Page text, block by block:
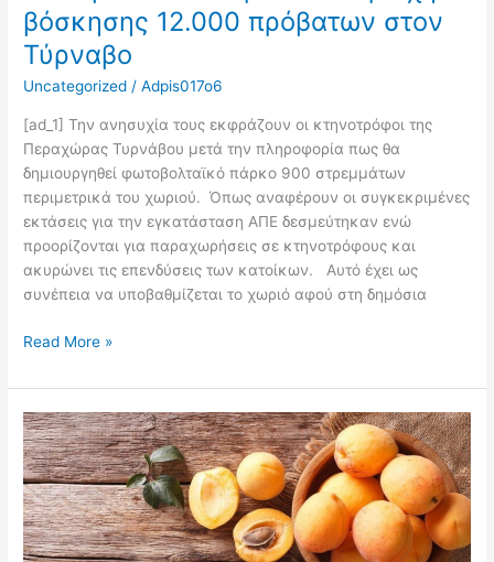
βόσκησης 12.000 πρόβατων στον
Τύρναβο
Uncategorized /Adpis017o6
[ad_1] Την ανησυχία τους εκφράζουν οι κτηνοτρόφοι της
Περαχώρας Τυρνάβου μετά την πληροφορία πως θα
δημιουργηθεί φωτοβολταϊκό πάρκο 900 στρεμμάτων
περιμετρικά του χωριού. Όπως αναφέρουν οι συγκεκριμένες
εκτάσεις για την εγκατάσταση ΑΠΕ δεσμεύτηκαν ενώ
προορίζονται για παραχωρήσεις σε κτηνοτρόφους και
ακυρώνει τις επενδύσεις των κατοίκων. Αυτό έχει ως
συνέπεια να υποβαθμίζεται το χωριό αφού στη δημόσια
Read More »
Η
Καλλιέργεια
Βερικοκιάς
–
Agravia